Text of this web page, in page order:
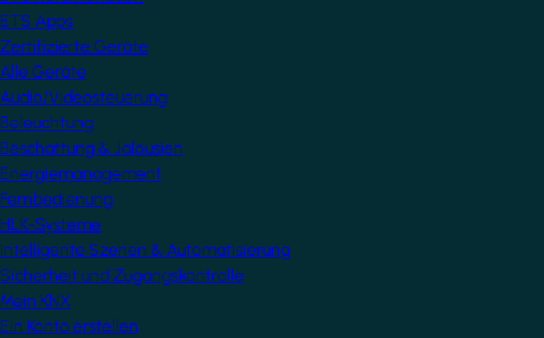
ETS Apps
Zertifizierte Geräte
Alle Geräte
Audio/Videosteuerung
Beleuchtung
Beschattung & Jalousien
Energiemanagement
Fernbedienung
HLK-Systeme
Intelligente Szenen & Automatisierung
Sicherheit und Zugangskontrolle
Mein KNX
Ein Konto erstellen